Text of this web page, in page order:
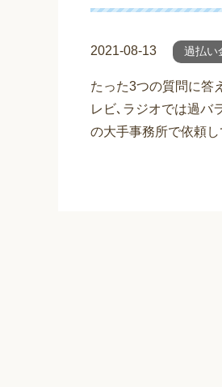
2021-08-13 過払い
たった3つの質問に答
レビ､ラジオでは過バ
の大手事務所で依頼